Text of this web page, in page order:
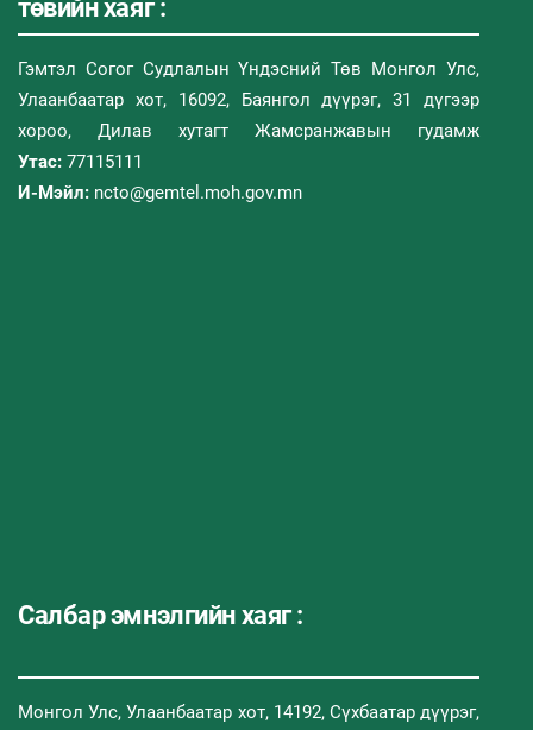
төвийн хаяг :
Гэмтэл Согог Судлалын Үндэсний Төв Монгол Улс,
Улаанбаатар хот, 16092, Баянгол дүүрэг, 31 дүгээр
хороо, Дилав хутагт Жамсранжавын гудамж
Утас: 77115111
И-Мэйл: ncto@gemtel.moh.gov.mn
Салбар эмнэлгийн хаяг :
Монгол Улс, Улаанбаатар хот, 14192, Сүхбаатар дүүрэг,